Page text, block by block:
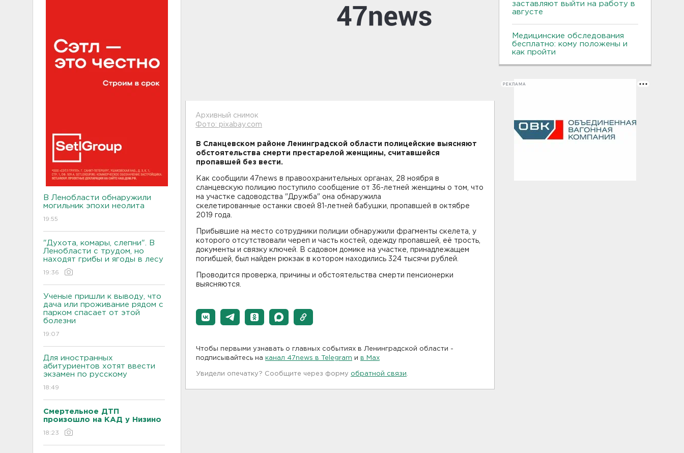
В Ленобласти обнаружили
могильник эпохи неолита
19:55
"Духота, комары, слепни". В
Ленобласти с трудом, но
находят грибы и ягоды в лесу
19:36
Ученые пришли к выводу, что
дача или проживание рядом с
парком спасает от этой
болезни
19:07
Для иностранных
абитуриентов хотят ввести
экзамен по русскому
18:49
Смертельное ДТП
произошло на КАД у Низино
18:23
Архивный снимок
Фото: pixabay.com
В Сланцевском районе Ленинградской области полицейские выясняют
обстоятельства смерти престарелой женщины, считавшейся
пропавшей без вести.
Как сообщили 47news в правоохранительных органах, 28 ноября в
сланцевскую полицию поступило сообщение от 36-летней женщины о том, что
на участке садоводства "Дружба" она обнаружила
скелетированные останки своей 81-летней бабушки, пропавшей в октябре
2019 года.
Прибывшие на место сотрудники полиции обнаружили фрагменты скелета, у
которого отсутствовали череп и часть костей, одежду пропавшей, её трость,
документы и связку ключей. В садовом домике на участке, принадлежащем
погибшей, был найден рюкзак в котором находились 324 тысячи рублей.
Проводится проверка, причины и обстоятельства смерти пенсионерки
выясняются.
Чтобы первыми узнавать о главных событиях в Ленинградской области -
подписывайтесь на канал 47news в Telegram и в Maх
Увидели опечатку? Сообщите через форму обратной связи
заставляют выйти на работу в
августе
Медицинские обследования
бесплатно: кому положены и
как пройти
РЕКЛАМА